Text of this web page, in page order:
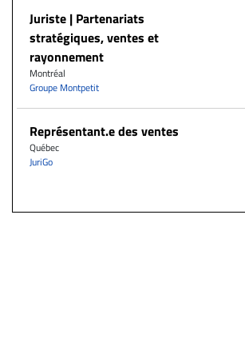
Juriste | Partenariats
stratégiques, ventes et
rayonnement
Montréal
Groupe Montpetit
Représentant.e des ventes
Québec
JuriGo